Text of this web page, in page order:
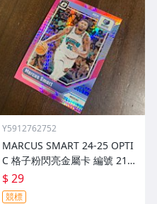
Y5912762752
MARCUS SMART 24-25 OPTI
C 格子粉閃亮金屬卡 編號 213
前後圖
$ 29
競標